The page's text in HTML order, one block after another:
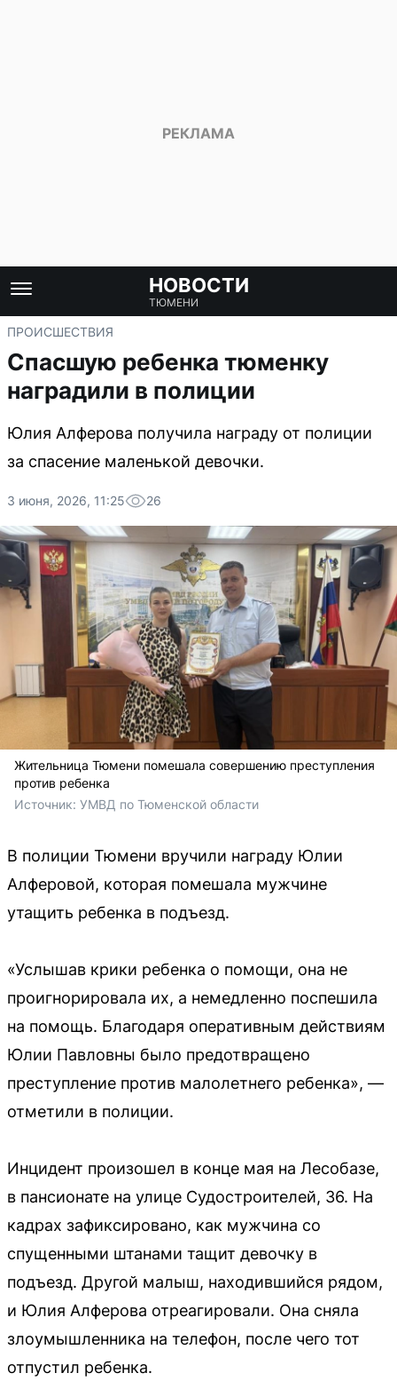
НОВОСТИ
ТЮМЕНИ
ПРОИСШЕСТВИЯ
Спасшую ребенка тюменку
наградили в полиции
Юлия Алферова получила награду от полиции
за спасение маленькой девочки.
3 июня, 2026, 11:25 26
Жительница Тюмени помешала совершению преступления
против ребенка
Источник: УМВД по Тюменской области
В полиции Тюмени вручили награду Юлии
Алферовой, которая помешала мужчине
утащить ребенка в подъезд.
«Услышав крики ребенка о помощи, она не
проигнорировала их, а немедленно поспешила
на помощь. Благодаря оперативным действиям
Юлии Павловны было предотвращено
преступление против малолетнего ребенка», —
отметили в полиции.
Инцидент произошел в конце мая на Лесобазе,
в пансионате на улице Судостроителей, 36. На
кадрах зафиксировано, как мужчина со
спущенными штанами тащит девочку в
подъезд. Другой малыш, находившийся рядом,
и Юлия Алферова отреагировали. Она сняла
злоумышленника на телефон, после чего тот
отпустил ребенка.